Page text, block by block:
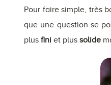
Pour faire simple, très
que une question se
plus fini et plus solide